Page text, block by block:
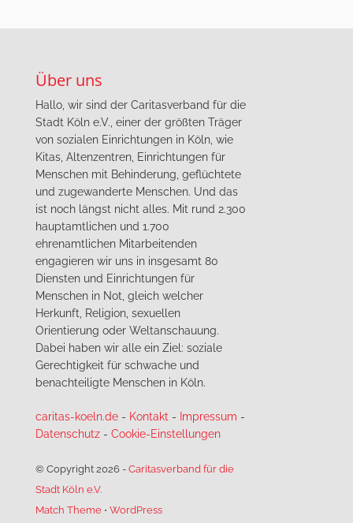
Über uns
Hallo, wir sind der Caritasverband für die
Stadt Köln e.V., einer der größten Träger
von sozialen Einrichtungen in Köln, wie
Kitas, Altenzentren, Einrichtungen für
Menschen mit Behinderung, geflüchtete
und zugewanderte Menschen. Und das
ist noch längst nicht alles. Mit rund 2.300
hauptamtlichen und 1.700
ehrenamtlichen Mitarbeitenden
engagieren wir uns in insgesamt 80
Diensten und Einrichtungen für
Menschen in Not, gleich welcher
Herkunft, Religion, sexuellen
Orientierung oder Weltanschauung.
Dabei haben wir alle ein Ziel: soziale
Gerechtigkeit für schwache und
benachteiligte Menschen in Köln.
caritas-koeln.de- Kontakt - Impressum -
Datenschutz- Cookie-Einstellungen
© Copyright 2026 - Caritasverband für die
Stadt Köln e.V.
Match Theme⋅ WordPress